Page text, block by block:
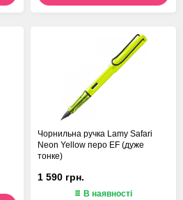
Чорнильна ручка Lamy Safari
Neon Yellow перо EF (дуже
тонке)
1 590 грн.
В наявності